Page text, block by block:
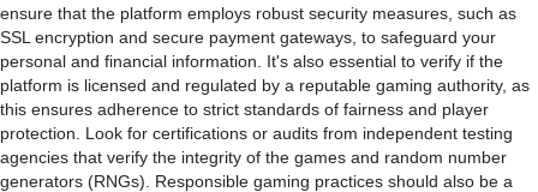
ensure that the platform employs robust security measures, such as
SSL encryption and secure payment gateways, to safeguard your
personal and financial information. It's also essential to verify if the
platform is licensed and regulated by a reputable gaming authority, as
this ensures adherence to strict standards of fairness and player
protection. Look for certifications or audits from independent testing
agencies that verify the integrity of the games and random number
generators (RNGs). Responsible gaming practices should also be a